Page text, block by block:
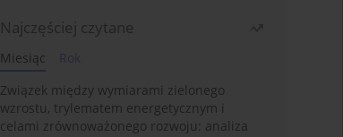
Najczęściej czytane
Miesiąc
Związek między wymiarami zielonego
wzrostu, trylematem energetycznym i
celami zrównoważonego rozwoju: analiza